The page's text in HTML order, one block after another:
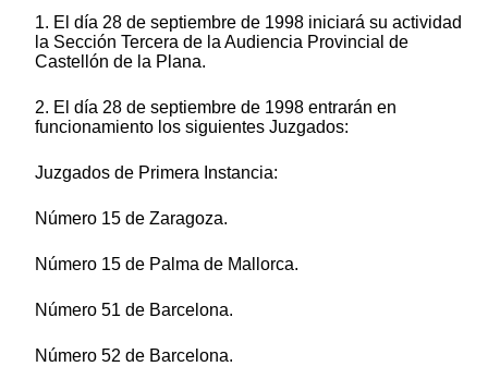
1. El día 28 de septiembre de 1998 iniciará su actividad
la Sección Tercera de la Audiencia Provincial de
Castellón de la Plana.
2. El día 28 de septiembre de 1998 entrarán en
funcionamiento los siguientes Juzgados:
Juzgados de Primera Instancia:
Número 15 de Zaragoza.
Número 15 de Palma de Mallorca.
Número 51 de Barcelona.
Número 52 de Barcelona.